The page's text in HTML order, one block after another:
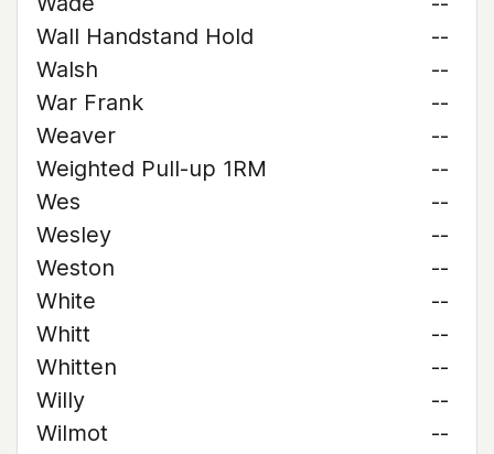
Wall Handstand Hold
--
Walsh
--
War Frank
--
Weaver
--
Weighted Pull-up 1RM
--
Wes
--
Wesley
--
Weston
--
White
--
Whitt
--
Whitten
--
Willy
--
Wilmot
--